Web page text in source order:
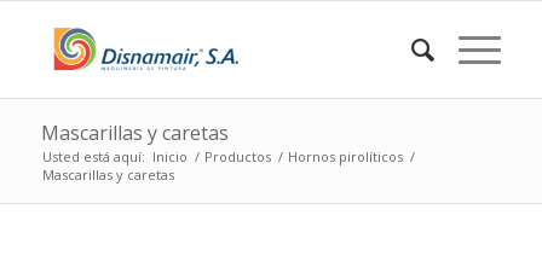
Mascarillas y caretas
Usted está aquí: Inicio / Productos / Hornos pirolíticos /
Mascarillas y caretas